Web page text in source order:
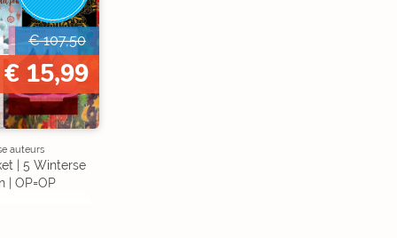
€ 107,50
€ 15,99
auteurs
| 5 Winterse
| OP=OP